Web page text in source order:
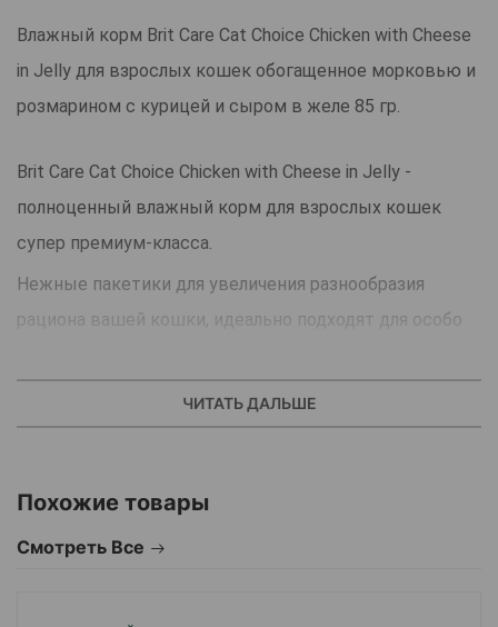
Влажный корм Brit Care Cat Choice Chicken with Cheese
in Jelly для взрослых кошек обогащенное морковью и
розмарином с курицей и сыром в желе 85 гр.
Brit Care Cat Choice Chicken with Cheese in Jelly -
полноценный влажный корм для взрослых кошек
супер премиум-класса.
Нежные пакетики для увеличения разнообразия
рациона вашей кошки, идеально подходят для особо
Чтобы живот вашей кошки чувствовал себя еще
поддержания правильного пищеварения.
ЧИТАТЬ ДАЛЬШЕ
Похожие товары
Смотреть Все